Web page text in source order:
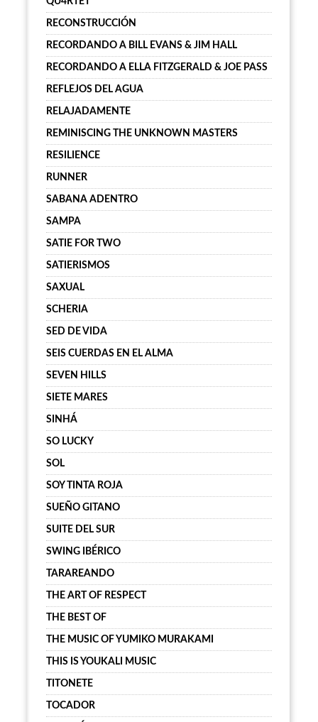
RECONSTRUCCIÓN
RECORDANDO A BILL EVANS & JIM HALL
RECORDANDO A ELLA FITZGERALD & JOE PASS
REFLEJOS DEL AGUA
RELAJADAMENTE
REMINISCING THE UNKNOWN MASTERS
RESILIENCE
RUNNER
SABANA ADENTRO
SAMPA
SATIE FOR TWO
SATIERISMOS
SAXUAL
SCHERIA
SED DE VIDA
SEIS CUERDAS EN EL ALMA
SEVEN HILLS
SIETE MARES
SINHÁ
SO LUCKY
SOL
SOY TINTA ROJA
SUEÑO GITANO
SUITE DEL SUR
SWING IBÉRICO
TARAREANDO
THE ART OF RESPECT
THE BEST OF
THE MUSIC OF YUMIKO MURAKAMI
THIS IS YOUKALI MUSIC
TITONETE
TOCADOR